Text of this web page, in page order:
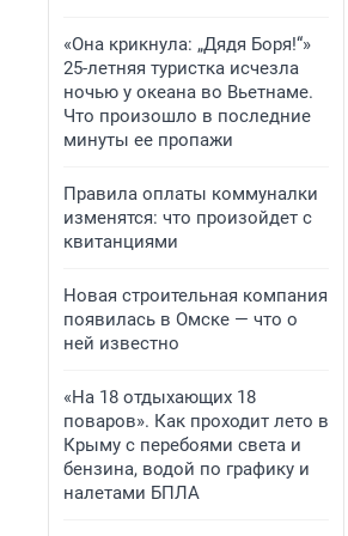
«Она крикнула: „Дядя Боря!“»
25-летняя туристка исчезла
ночью у океана во Вьетнаме.
Что произошло в последние
минуты ее пропажи
Правила оплаты коммуналки
изменятся: что произойдет с
квитанциями
Новая строительная компания
появилась в Омске — что о
ней известно
«На 18 отдыхающих 18
поваров». Как проходит лето в
Крыму с перебоями света и
бензина, водой по графику и
налетами БПЛА